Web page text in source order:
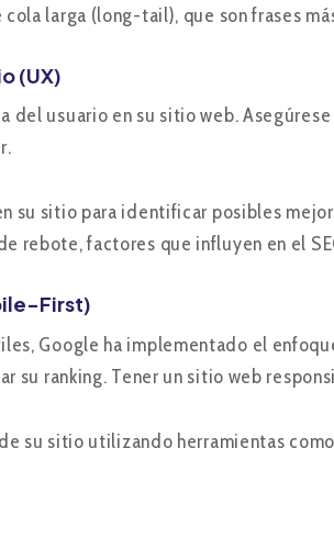
larga (long-tail), que son frases
(UX)
del usuario en su sitio web.
su sitio para identificar posibles
rebote, factores que influyen en el
First)
Google ha implementado el
su ranking. Tener un sitio web
su sitio utilizando herramientas